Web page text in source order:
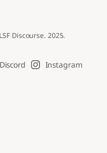
Discourse. 2025.
Discord Instagram